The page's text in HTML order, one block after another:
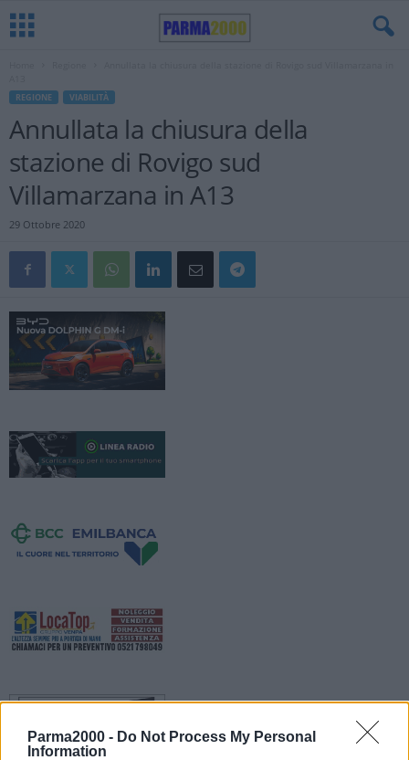
Parma2000 - Do Not Process My Personal
Information
REGIONE VIABILITÀ
Annullata la chiusura della
stazione di Rovigo sud
Villamarzana in A13
29 Ottobre 2020